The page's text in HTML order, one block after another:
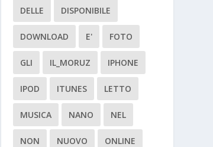
DELLE DISPONIBILE
DOWNLOAD E' FOTO
GLI IL_MORUZ IPHONE
IPOD ITUNES LETTO
MUSICA NANO NEL
NON NUOVO ONLINE